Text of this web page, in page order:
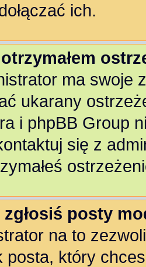
ich.
ma swoje
ukarany
i phpBB Group
się z
zgłosiś posty
na to
posta, który